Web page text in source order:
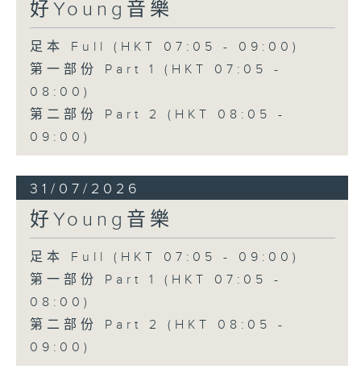
好Young音樂
足本 Full (HKT 07:05 - 09:00)
第一部份 Part 1 (HKT 07:05 -
08:00)
第二部份 Part 2 (HKT 08:05 -
09:00)
31/07/2026
好Young音樂
足本 Full (HKT 07:05 - 09:00)
第一部份 Part 1 (HKT 07:05 -
08:00)
第二部份 Part 2 (HKT 08:05 -
09:00)